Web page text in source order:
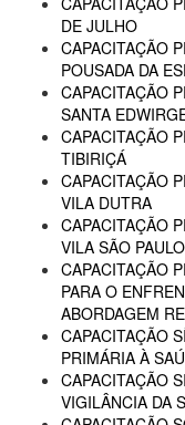
DE JULHO
CAPACITAÇÃO
POUSADA DA
CAPACITAÇÃO
SANTA
CAPACITAÇÃO
TIBIRIÇÁ
CAPACITAÇÃO
VILA DUTRA
CAPACITAÇÃO
VILA SÃO PAULO
CAPACITAÇÃO
PARA O
ABORDAGEM
CAPACITAÇÃO
PRIMÁRIA À
CAPACITAÇÃO
VIGILÂNCIA DA